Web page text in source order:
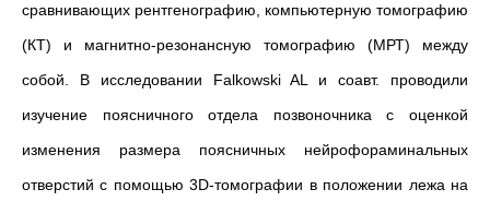
сравнивающих рентгенографию, компьютерную томографию
(КТ) и магнитно-резонансную томографию (МРТ) между
собой. В исследовании Falkowski AL и соавт. проводили
изучение поясничного отдела позвоночника с оценкой
изменения размера поясничных нейрофораминальных
отверстий с помощью 3D-томографии в положении лежа на